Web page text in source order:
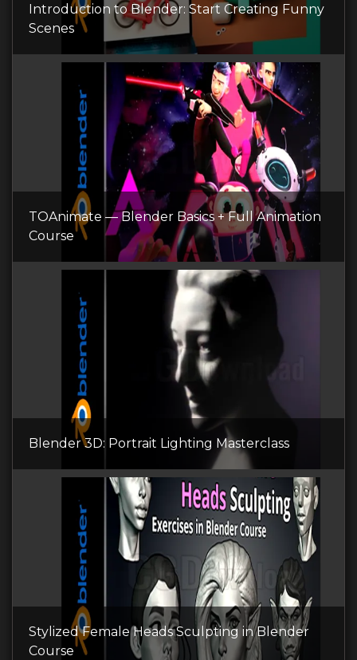
Introduction to Blender: Start Creating Funny
Scenes
TOAnimate — Blender Basics + Full Animation
Course
Blender 3D: Portrait Lighting Masterclass
Stylized Female Heads Sculpting in Blender
Course